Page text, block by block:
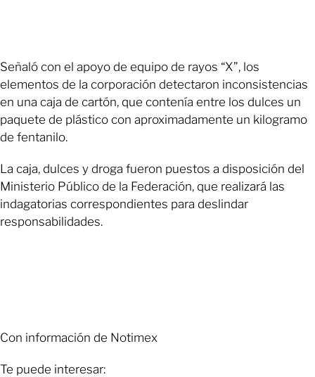
Señaló con el apoyo de equipo de rayos “X”, los
elementos de la corporación detectaron inconsistencias
en una caja de cartón, que contenía entre los dulces un
paquete de plástico con aproximadamente un kilogramo
de fentanilo.
La caja, dulces y droga fueron puestos a disposición del
Ministerio Público de la Federación, que realizará las
indagatorias correspondientes para deslindar
responsabilidades.
Con información de Notimex
Te puede interesar: